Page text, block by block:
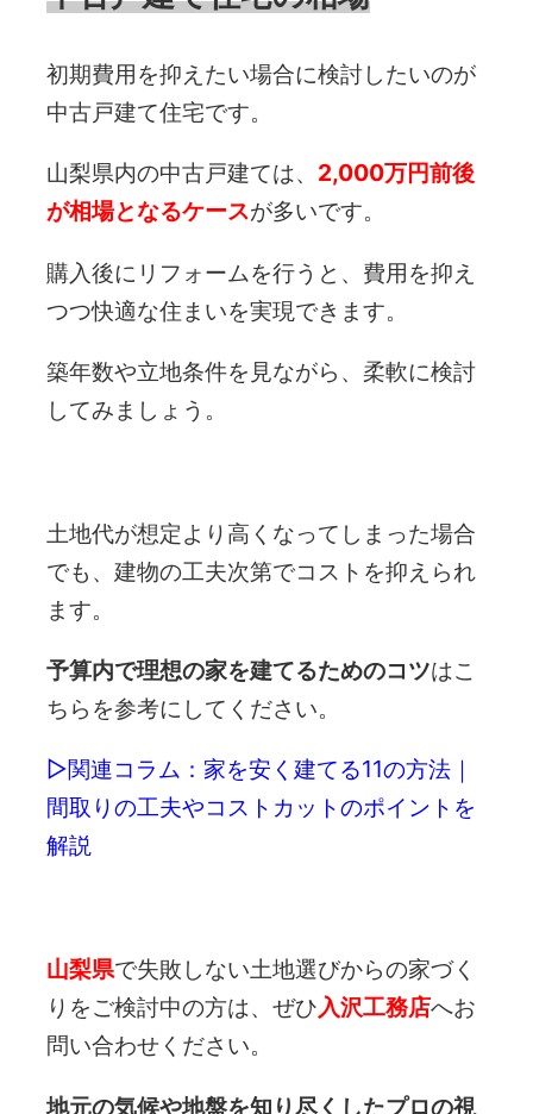
初期費用を抑えたい場合に検討したいのが
中古戸建て住宅です。
山梨県内の中古戸建ては、 2,000万円前後
が相場となるケースが多いです。
購入後にリフォームを行うと、費用を抑え
つつ快適な住まいを実現できます。
築年数や立地条件を見ながら、柔軟に検討
してみましょう。
土地代が想定より高くなってしまった場合
でも、建物の工夫次第でコストを抑えられ
ます。
予算内で理想の家を建てるためのコツはこ
ちらを参考にしてください。
▷関連コラム： 家を安く建てる11の方法｜
間取りの工夫やコストカットのポイントを
解説
山梨県で失敗しない土地選びからの家づく
りをご検討中の方は、ぜひ入沢工務店へお
問い合わせください。
地元の気候や地盤を知り尽くしたプロの視